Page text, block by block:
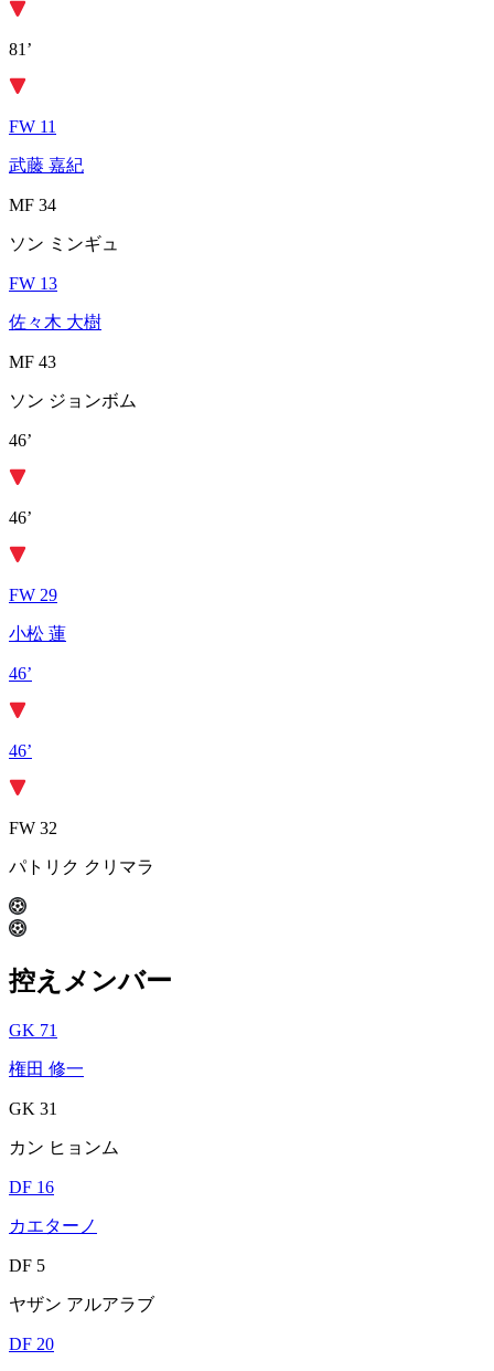
81’
FW 11
武藤 嘉紀
MF 34
ソン ミンギュ
FW 13
佐々木 大樹
MF 43
ソン ジョンボム
46’
46’
FW 29
小松 蓮
46’
46’
FW 32
パトリク クリマラ
控えメンバー
GK 71
権田 修一
GK 31
カン ヒョンム
DF 16
カエターノ
DF 5
ヤザン アルアラブ
DF 20